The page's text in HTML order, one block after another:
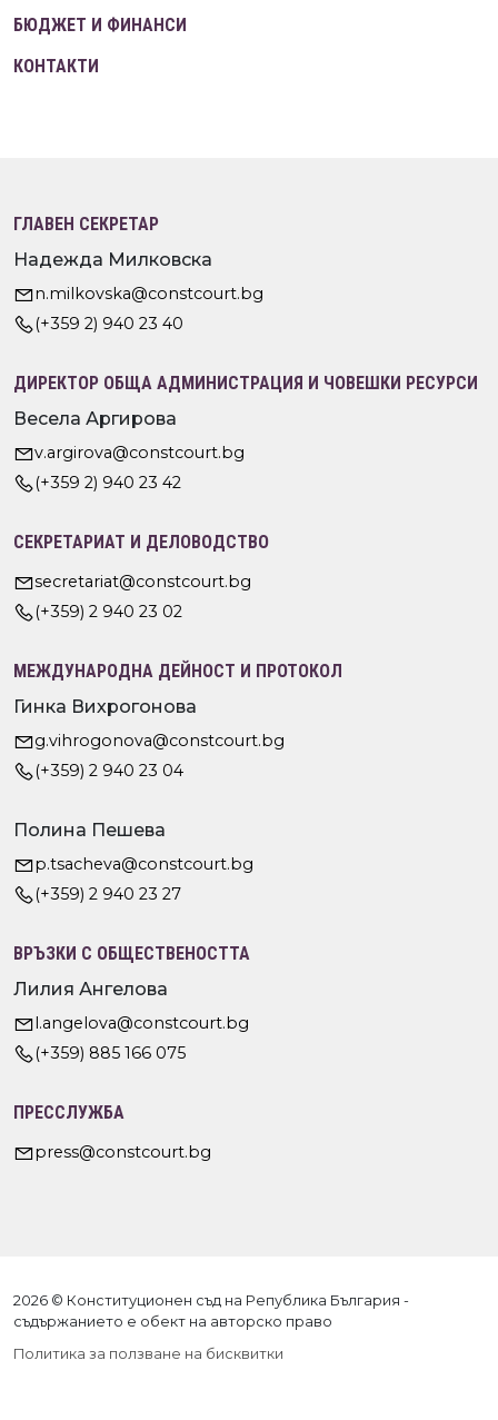
БЮДЖЕТ И ФИНАНСИ
КОНТАКТИ
ГЛАВЕН СЕКРЕТАР
Надежда Милковска
n.milkovska@constcourt.bg
(+359 2) 940 23 40
ДИРЕКТОР ОБЩА АДМИНИСТРАЦИЯ И ЧОВЕШКИ РЕСУРСИ
Весела Аргирова
v.argirova@constcourt.bg
(+359 2) 940 23 42
СЕКРЕТАРИАТ И ДЕЛОВОДСТВО
secretariat@constcourt.bg
(+359) 2 940 23 02
МЕЖДУНАРОДНА ДЕЙНОСТ И ПРОТОКОЛ
Гинка Вихрогонова
g.vihrogonova@constcourt.bg
(+359) 2 940 23 04
Полина Пешева
p.tsacheva@constcourt.bg
(+359) 2 940 23 27
ВРЪЗКИ С ОБЩЕСТВЕНОСТТА
Лилия Ангелова
l.angelova@constcourt.bg
(+359) 885 166 075
ПРЕССЛУЖБА
press@constcourt.bg
2026 © Конституционен съд на Република България -
съдържанието е обект на авторско право
Политика за ползване на бисквитки